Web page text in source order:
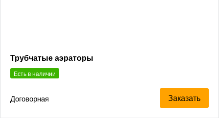
Трубчатые аэраторы
Есть в наличии
Договорная Заказать